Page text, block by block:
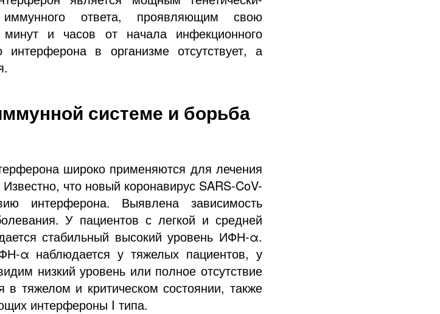
ответа, проявляющим свою
и часов от начала инфекционного
в организме отсутствует, а
системе и борьба
широко применяются для лечения
что новый коронавирус SARS-CoV-
интерферона. Выявлена зависимость
У пациентов с легкой и средней
стабильный высокий уровень ИФН-α.
α наблюдается у тяжелых пациентов, у
низкий уровень или полное отсутствие
тяжелом и критическом состоянии, также
интерфероны I типа.